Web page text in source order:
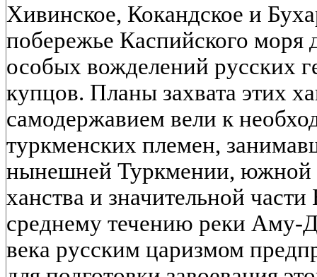
Хивинское, Кокандское и
побережье Каспийского моря
особых вожделений русских
купцов. Планы захвата этих
самодержавием вели к
туркменских племен,
нынешней Туркмении, южной
ханства и значительной
среднему течению реки Аму-
века русским царизмом